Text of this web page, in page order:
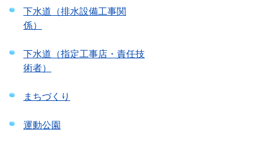
下水道（排水設備工事関
係）
下水道（指定工事店・責任技
術者）
まちづくり
運動公園